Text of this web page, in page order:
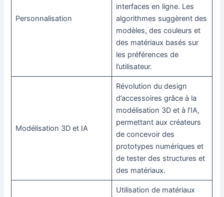
Personnalisation
interfaces en ligne. Les
algorithmes suggèrent des
modèles, des couleurs et
des matériaux basés sur
les préférences de
l’utilisateur.
Modélisation 3D et IA
Révolution du design
d’accessoires grâce à la
modélisation 3D et à l’IA,
permettant aux créateurs
de concevoir des
prototypes numériques et
de tester des structures et
des matériaux.
Utilisation de matériaux